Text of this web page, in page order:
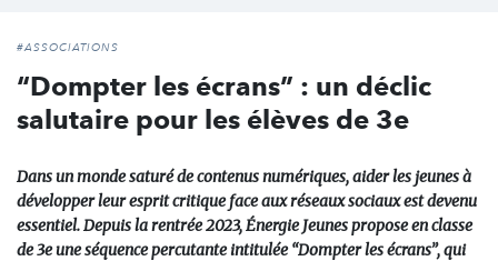
#ASSOCIATIONS
“Dompter les écrans” : un déclic
salutaire pour les élèves de 3e
Dans un monde saturé de contenus numériques, aider les jeunes à
développer leur esprit critique face aux réseaux sociaux est devenu
essentiel. Depuis la rentrée 2023, Énergie Jeunes propose en classe
de 3e une séquence percutante intitulée “Dompter les écrans”, qui